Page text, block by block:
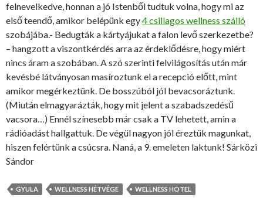
felnevelkedve, honnan a jó Istenből tudtuk volna, hogy mi az
első teendő, amikor belépünk egy4 csillagos wellness szálló
szobájába.- Bedugták a kártyájukat a falon levő szerkezetbe?
– hangzott a viszontkérdés arra az érdeklődésre, hogy miért
nincs áram a szobában. A szó szerinti felvilágosítás után már
kevésbé látványosan masíroztunk el a recepció előtt, mint
amikor megérkeztünk. De bosszúból jól bevacsoráztunk.
(Miután elmagyarázták, hogy mit jelent a szabadszedésű
vacsora…) Ennél színesebb már csak a TV lehetett, amin a
rádióadást hallgattuk. De végül nagyon jól éreztük magunkat,
hiszen felértünk a csúcsra. Naná, a 9. emeleten laktunk! Sárközi
Sándor
GYULA WELLNESS HÉTVÉGE WELLNESS HOTEL